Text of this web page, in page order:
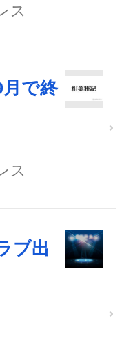
ス
で終
ス
ブ出